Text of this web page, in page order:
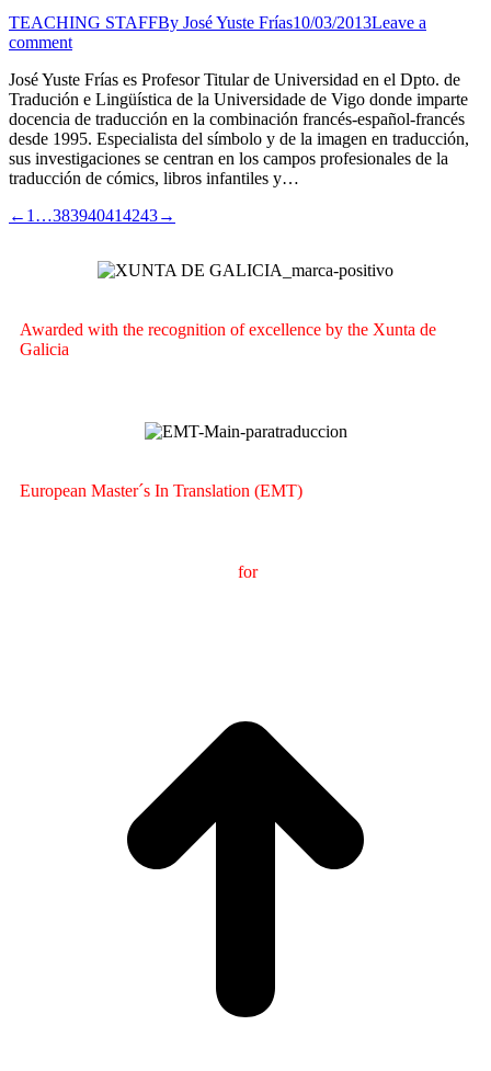
TEACHING STAFFBy José Yuste Frías10/03/2013Leave a
comment
José Yuste Frías es Profesor Titular de Universidad en el Dpto. de
Tradución e Lingüística de la Universidade de Vigo donde imparte
docencia de traducción en la combinación francés-español-francés
desde 1995. Especialista del símbolo y de la imagen en traducción,
sus investigaciones se centran en los campos profesionales de la
traducción de cómics, libros infantiles y…
← 1 …383940414243→
Awarded with the recognition of excellence by the Xunta de
Galicia
European Master´s In Translation (EMT)
forInternational